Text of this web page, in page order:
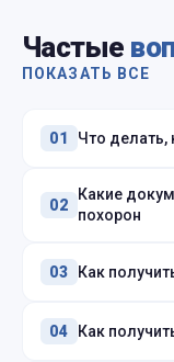
Частые
ПОКАЗАТЬ ВСЕ
01 Что делать,
02
Какие
похорон
03 Как
04 Как